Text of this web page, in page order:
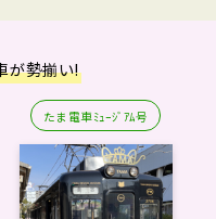
が勢揃い!
たま電車ﾐｭｰｼﾞｱﾑ号